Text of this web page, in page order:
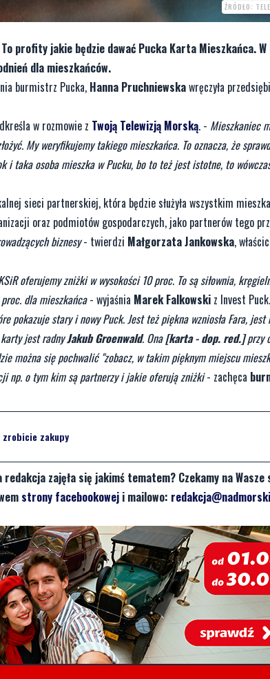
ŹRÓDŁO:
profity jakie będzie dawać Pucka Karta Mieszkańca. W
dla mieszkańców.
burmistrz Pucka, Hanna Pruchniewskawręczyła
w rozmowie z Twoją Telewizją Morską. - Mieszkaniec
My weryfikujemy takiego mieszkańca. To oznacza, że
i taka osoba mieszka w Pucku, bo to też jest istotne, to
sieci partnerskiej, która będzie służyła wszystkim
oraz podmiotów gospodarczych, jako partnerów tego
biznesy- twierdzi Małgorzata Jankowska,
oferujemy zniżki w wysokości 10 proc. To są siłownia,
dla mieszkańca- wyjaśnia Marek Falkowski z Invest Puck.
stary i nowy Puck. Jest też piękna wzniosła Fara, jest
jest radnyJakub Groenwald. Ona[karta - dop. red.]przy
można się pochwalić "zobacz, w takim pięknym miejscu
np. o tym kim są partnerzy i jakie oferują zniżki- zachęca
zrobicie zakupy
zajęła się jakimś tematem? Czekamy na Wasze
strony facebookowej i mailowo: